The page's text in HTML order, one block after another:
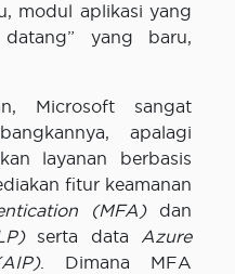
modul aplikasi yang
yang baru,
Microsoft sangat
apalagi
layanan berbasis
fitur keamanan
(MFA)dan
serta data Azure
. Dimana MFA